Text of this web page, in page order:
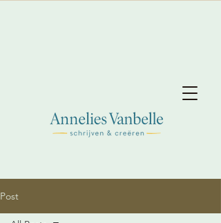
Post